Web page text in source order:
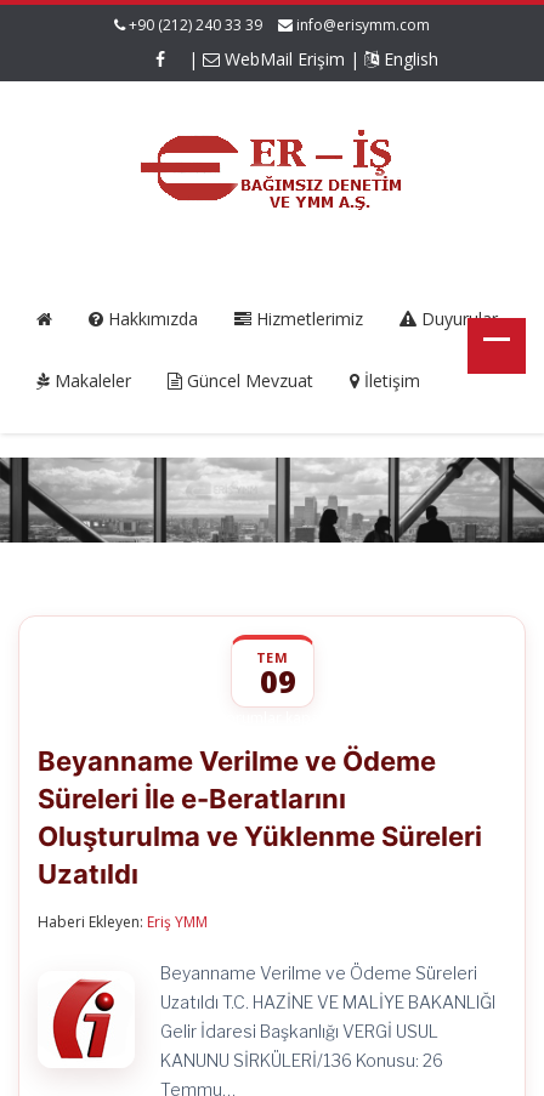
+90 (212) 240 33 39 info@erisymm.com
| WebMail Erişim | English
Hakkımızda Hizmetlerimiz Duyurular
Makaleler Güncel Mevzuat İletişim
TEM
09
ve
Süreleri
e-
Uzatıldı
için
Beyanname Verilme ve Ödeme
Süreleri İle e-Beratlarını
Oluşturulma ve Yüklenme Süreleri
Uzatıldı
Haberi Ekleyen: Eriş YMM
Beyanname Verilme ve Ödeme Süreleri
Uzatıldı T.C. HAZİNE VE MALİYE BAKANLIĞI
Gelir İdaresi Başkanlığı VERGİ USUL
KANUNU SİRKÜLERİ/136 Konusu: 26
Temmu…